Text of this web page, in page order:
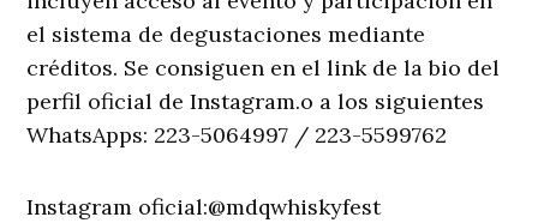
el sistema de degustaciones mediante
créditos. Se consiguen en el link de la bio del
perfil oficial de Instagram.o a los siguientes
WhatsApps: 223-5064997 / 223-5599762
Instagram oficial:@mdqwhiskyfest